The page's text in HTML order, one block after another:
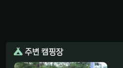
주변 캠핑장